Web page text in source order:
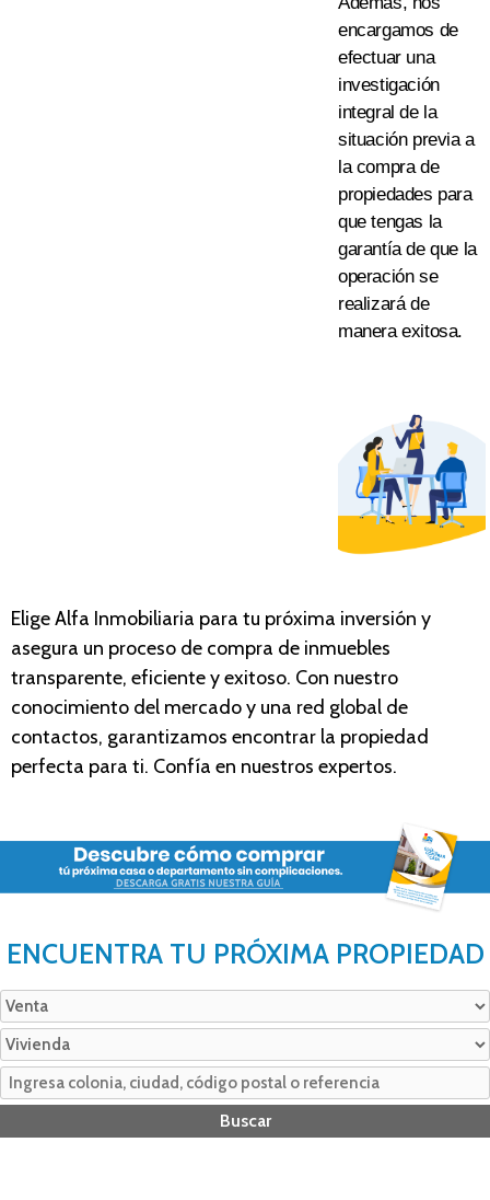
encargamos de
efectuar una
investigación
integral de la
situación previa a
la compra de
propiedades para
que tengas la
garantía de que la
operación se
realizará de
manera exitosa.
Elige Alfa Inmobiliaria para tu próxima inversión y
asegura un proceso de compra de inmuebles
transparente, eficiente y exitoso. Con nuestro
conocimiento del mercado y una red global de
contactos, garantizamos encontrar la propiedad
perfecta para ti. Confía en nuestros expertos.
ENCUENTRA TU PRÓXIMA PROPIEDAD